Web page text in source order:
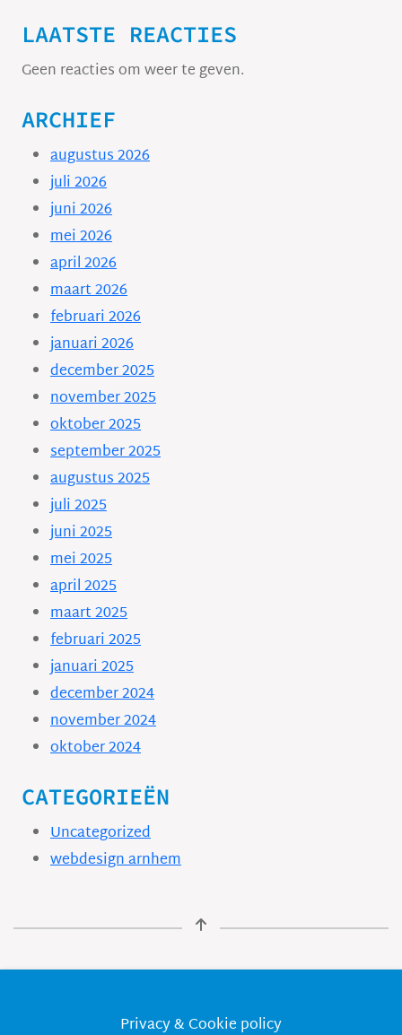
LAATSTE REACTIES
Geen reacties om weer te geven.
ARCHIEF
augustus 2026
juli 2026
juni 2026
mei 2026
april 2026
maart 2026
februari 2026
januari 2026
december 2025
november 2025
oktober 2025
september 2025
augustus 2025
juli 2025
juni 2025
mei 2025
april 2025
maart 2025
februari 2025
januari 2025
december 2024
november 2024
oktober 2024
CATEGORIEËN
Uncategorized
webdesign arnhem
Privacy & Cookie policy